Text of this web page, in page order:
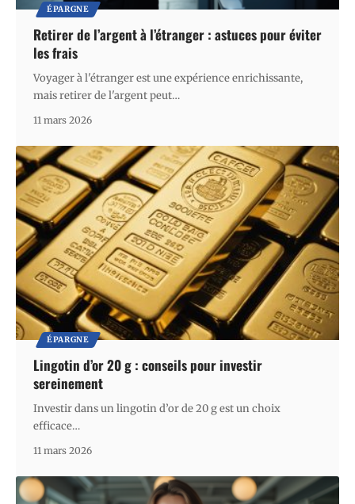
ÉPARGNE
Retirer de l’argent à l’étranger : astuces pour éviter
les frais
Voyager à l'étranger est une expérience enrichissante,
mais retirer de l'argent peut…
11 mars 2026
ÉPARGNE
Lingotin d’or 20 g : conseils pour investir
sereinement
Investir dans un lingotin d’or de 20 g est un choix
efficace…
11 mars 2026